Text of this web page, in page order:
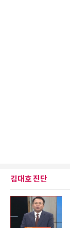
김대호 진단